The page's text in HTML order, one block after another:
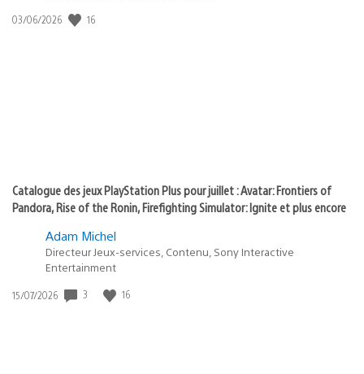
:
Date
03/06/2026 16
Catalogue des jeux PlayStation Plus pour juillet : Avatar: Frontiers of
Pandora, Rise of the Ronin, Firefighting Simulator: Ignite et plus encore
Adam Michel
Directeur Jeux-services, Contenu, Sony Interactive
Entertainment
Date
15/07/2026 3 16